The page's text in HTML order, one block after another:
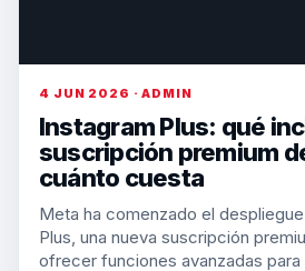
4 JUN 2026 · ADMIN
Instagram Plus: qué
suscripción premium
cuánto cuesta
Meta ha comenzado el
Plus, una nueva suscripción
ofrecer funciones avanzadas para